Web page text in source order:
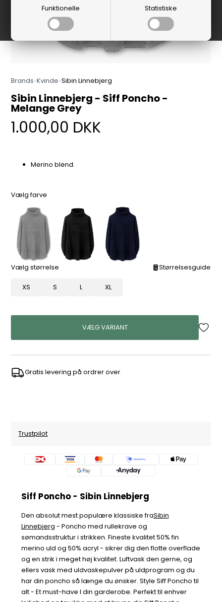
Funktionelle Statistiske
Brands»Kvinde»Sibin Linnebjerg
Sibin Linnebjerg - Siff Poncho -
Melange Grey
1.000,00 DKK
Merino blend.
Vælg farve
Vælg størrelse Størrelsesguide
XS S L XL
VÆLG VARIANT
Gratis levering på ordrer over
Trustpilot
Siff Poncho - Sibin Linnebjerg
Den absolut mest populære klassiske fraSibin
Linnebjerg - Poncho med rullekrave og
sømandsstruktur i strikken. Fineste kvalitet 50% fin
merino uld og 50% acryl - sikrer dig den flotte overflade
og en strik i meget høj kvalitet. Luftvask den gerne, og
ellers vask med uldvaskepulver på uldprogram og du
har din poncho så længe du ønsker. Style Siff Poncho til
alt - Et must-have I din garderobe. Perfekt til enhver